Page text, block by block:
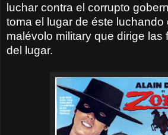
luchar contra el corrupto
toma el lugar de éste luchando
malévolo military que dirige las
del lugar.